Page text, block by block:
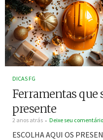
DICAS FG
Ferramentas que
presente
2 anos atrás Deixe seu comentário
ESCOLHA AQUI OS